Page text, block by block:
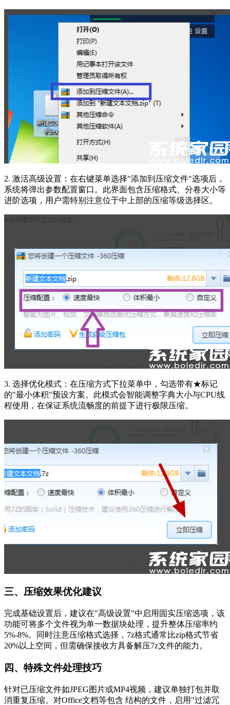
2. 激活高级设置：在右键菜单选择"添加到压缩文件"选项后，
系统将弹出参数配置窗口。此界面包含压缩格式、分卷大小等
进阶选项，用户需特别注意位于中上部的压缩等级选择区。
3. 选择优化模式：在压缩方式下拉菜单中，勾选带有★标记
的"最小体积"预设方案。此模式会智能调整字典大小与CPU线
程使用，在保证系统流畅度的前提下进行极限压缩。
三、压缩效果优化建议
完成基础设置后，建议在"高级设置"中启用固实压缩选项，该
功能可将多个文件视为单一数据块处理，提升整体压缩率约
5%-8%。同时注意压缩格式选择，7z格式通常比zip格式节省
20%以上空间，但需确保接收方具备解压7z文件的能力。
四、特殊文件处理技巧
针对已压缩文件如JPEG图片或MP4视频，建议单独打包并取
消重复压缩。对Office文档等包含 结构的文件，启用"过滤冗